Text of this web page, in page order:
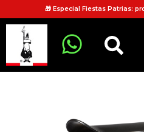
🎁 Especial Fiestas Patrias: